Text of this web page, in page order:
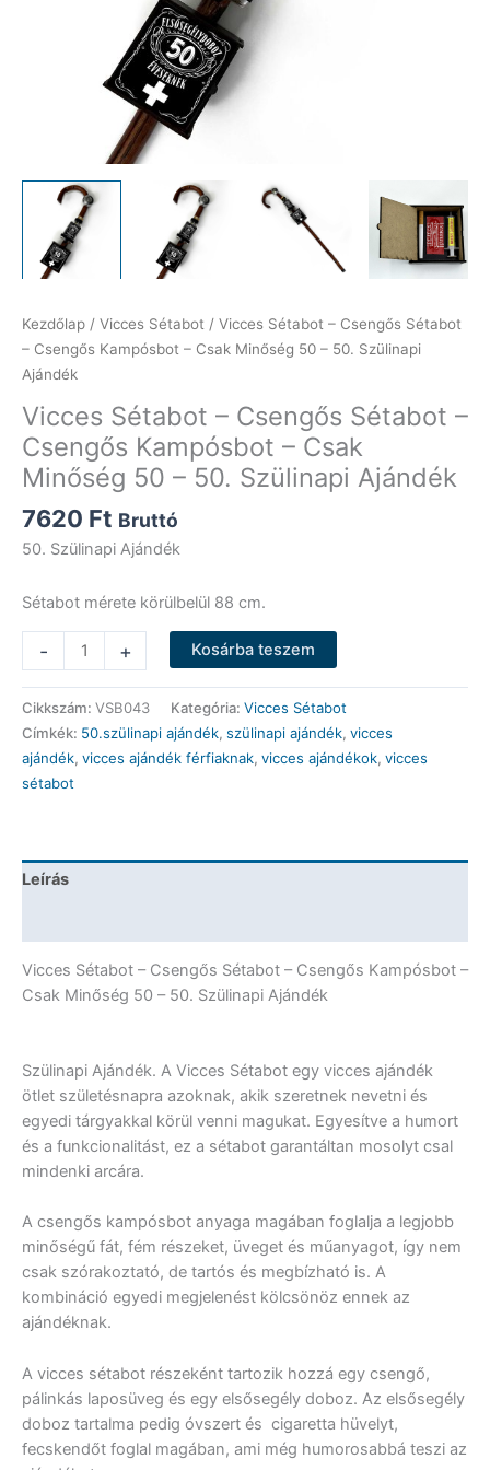
Kezdőlap / Vicces Sétabot / Vicces Sétabot – Csengős Sétabot
– Csengős Kampósbot – Csak Minőség 50 – 50. Szülinapi
Ajándék
Vicces Sétabot – Csengős Sétabot –
Csengős Kampósbot – Csak
Minőség 50 – 50. Szülinapi Ajándék
7620 Ft Bruttó
50. Szülinapi Ajándék
Sétabot mérete körülbelül 88 cm.
-
Sétabot
-
Csengős
Sétabot
-
Csengős
Csak
-
50.
Szülinapi
+ Kosárba teszem
Cikkszám: VSB043 Kategória: Vicces Sétabot
Címkék: 50.szülinapi ajándék, szülinapi ajándék, vicces
ajándék, vicces ajándék férfiaknak, vicces ajándékok, vicces
sétabot
Leírás
Vicces Sétabot – Csengős Sétabot – Csengős Kampósbot –
Csak Minőség 50 – 50. Szülinapi Ajándék
Szülinapi Ajándék. A Vicces Sétabot egy vicces ajándék
ötlet születésnapra azoknak, akik szeretnek nevetni és
egyedi tárgyakkal körül venni magukat. Egyesítve a humort
és a funkcionalitást, ez a sétabot garantáltan mosolyt csal
mindenki arcára.
A csengős kampósbot anyaga magában foglalja a legjobb
minőségű fát, fém részeket, üveget és műanyagot, így nem
csak szórakoztató, de tartós és megbízható is. A
kombináció egyedi megjelenést kölcsönöz ennek az
ajándéknak.
A vicces sétabot részeként tartozik hozzá egy csengő,
pálinkás laposüveg és egy elsősegély doboz. Az elsősegély
doboz tartalma pedig óvszert és cigaretta hüvelyt,
fecskendőt foglal magában, ami még humorosabbá teszi az